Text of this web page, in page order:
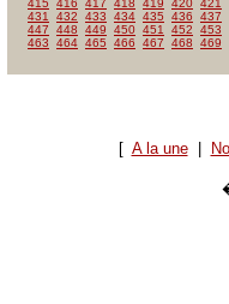
415
416 417 418 419 420 421
431
432 433 434 435 436
437
447
448 449 450 451 452
453
463
464 465 466 467 468 469
[ A la une|